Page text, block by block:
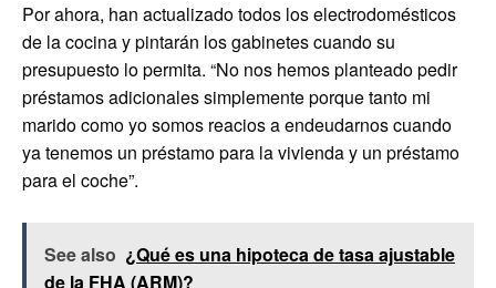
Por ahora, han actualizado todos los electrodomésticos
de la cocina y pintarán los gabinetes cuando su
presupuesto lo permita. “No nos hemos planteado pedir
préstamos adicionales simplemente porque tanto mi
marido como yo somos reacios a endeudarnos cuando
ya tenemos un préstamo para la vivienda y un préstamo
para el coche”.
See also ¿Qué es una hipoteca de tasa ajustable
de la FHA (ARM)?